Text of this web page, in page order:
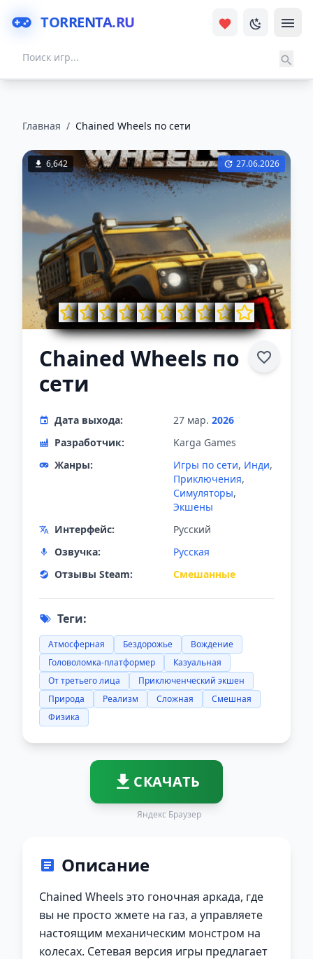
TORRENTA.RU
Главная / Chained Wheels по сети
6,642 27.06.2026
Chained Wheels по
сети
Дата выхода: 27 мар. 2026
Разработчик:
Karga Games
Жанры:
Игры по сети, Инди,
Приключения,
Симуляторы,
Экшены
Интерфейс:
Русский
Озвучка:
Русская
Отзывы Steam:
Смешанные
Теги:
Атмосферная Бездорожье
Вождение
Головоломка-платформер
Казуальная
От третьего лица
Приключенческий экшен
Природа
Реализм Сложная
Смешная
Физика
СКАЧАТЬ
Яндекс Браузер
Описание
Chained Wheels это гоночная аркада, где
вы не просто жмете на газ, а управляете
настоящим механическим монстром на
колесах. Сетевая версия игры предлагает